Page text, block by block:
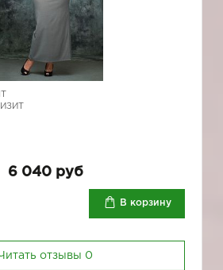
6 040 руб
В корзину
отзывы 0